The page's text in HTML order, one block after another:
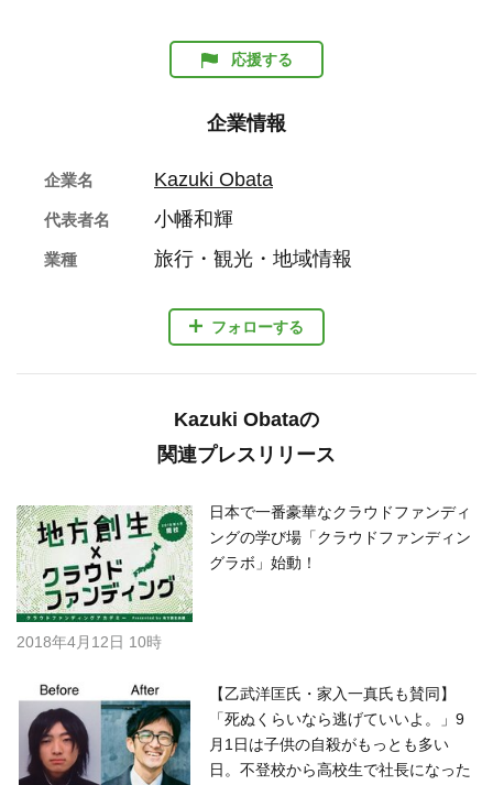
応援する
企業情報
フォローする
企業名 Kazuki Obata
代表者名 小幡和輝
業種 旅行・観光・地域情報
Kazuki Obataの
関連プレスリリース
日本で一番豪華なクラウドファンディ
ングの学び場「クラウドファンディン
グラボ」始動！
2018年4月12日 10時
【乙武洋匡氏・家入一真氏も賛同】
「死ぬくらいなら逃げていいよ。」9
月1日は子供の自殺がもっとも多い
日。不登校から高校生で社長になった